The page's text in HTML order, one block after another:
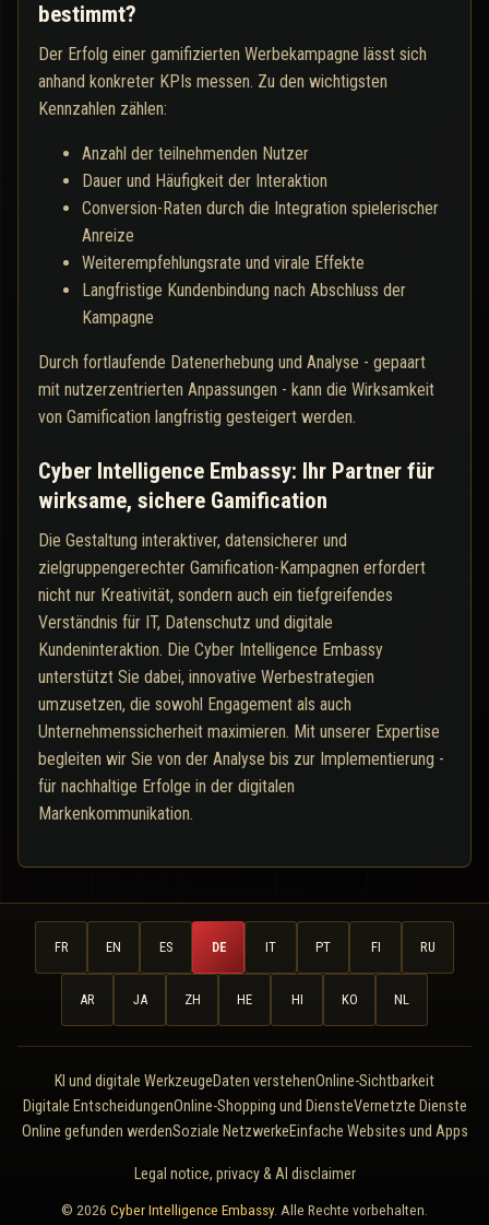
bestimmt?
Der Erfolg einer gamifizierten Werbekampagne lässt sich
anhand konkreter KPIs messen. Zu den wichtigsten
Kennzahlen zählen:
Anzahl der teilnehmenden Nutzer
Dauer und Häufigkeit der Interaktion
Conversion-Raten durch die Integration spielerischer
Anreize
Weiterempfehlungsrate und virale Effekte
Langfristige Kundenbindung nach Abschluss der
Kampagne
Durch fortlaufende Datenerhebung und Analyse - gepaart
mit nutzerzentrierten Anpassungen - kann die Wirksamkeit
von Gamification langfristig gesteigert werden.
Cyber Intelligence Embassy: Ihr Partner für
wirksame, sichere Gamification
Die Gestaltung interaktiver, datensicherer und
zielgruppengerechter Gamification-Kampagnen erfordert
nicht nur Kreativität, sondern auch ein tiefgreifendes
Verständnis für IT, Datenschutz und digitale
Kundeninteraktion. Die Cyber Intelligence Embassy
unterstützt Sie dabei, innovative Werbestrategien
umzusetzen, die sowohl Engagement als auch
Unternehmenssicherheit maximieren. Mit unserer Expertise
begleiten wir Sie von der Analyse bis zur Implementierung -
für nachhaltige Erfolge in der digitalen
Markenkommunikation.
FR EN ES DE IT PT FI RU
AR JA ZH HE HI KO NL
KI und digitale WerkzeugeDaten verstehenOnline-Sichtbarkeit
Digitale EntscheidungenOnline-Shopping und DiensteVernetzte Dienste
Online gefunden werdenSoziale NetzwerkeEinfache Websites und Apps
Legal notice, privacy & AI disclaimer
© 2026 Cyber Intelligence Embassy. Alle Rechte vorbehalten.